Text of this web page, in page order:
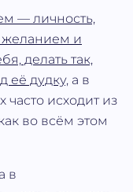
— личность,
желанием и
делать так,
её дудку, а в
исходит из
во всём этом
в